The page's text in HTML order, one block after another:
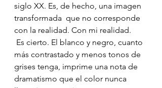
siglo XX. Es, de hecho, una imagen
transformada  que no corresponde
con la realidad. Con mi realidad.
más contrastado y menos tonos de
grises tenga, imprime una nota de
dramatismo que el color nunca